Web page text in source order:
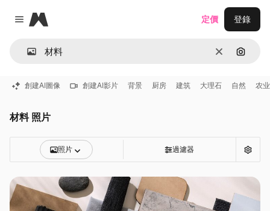
Close menu
Magnific
清除 通過圖
定價 登錄
創建AI圖像 創建AI影片 背景 厨房 建筑 大理石 自然 农业
材料 照片
照片 過濾器